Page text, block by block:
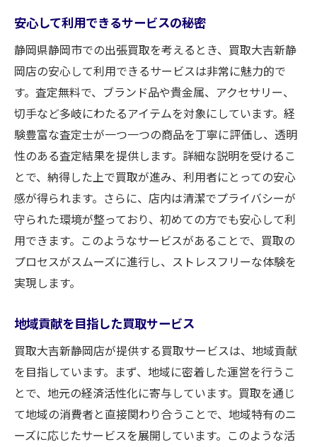
安心して利用できるサービスの秘密
静岡県静岡市での出張買取を考えるとき、買取大吉新静
岡店の安心して利用できるサービスは非常に魅力的で
す。査定無料で、ブランド品や貴金属、アクセサリー、
切手など多岐にわたるアイテムを対象にしています。経
験豊富な査定士が一つ一つの商品を丁寧に評価し、透明
性のある査定結果を提供します。詳細な説明を受けるこ
とで、納得した上で買取が進み、利用者にとっての安心
感が得られます。さらに、店内は清潔でプライバシーが
守られた環境が整っており、初めての方でも安心して利
用できます。このようなサービスがあることで、買取の
プロセスがスムーズに進行し、ストレスフリーな体験を
実現します。
地域貢献を目指した買取サービス
買取大吉新静岡店が提供する買取サービスは、地域貢献
を目指しています。まず、地域に密着した運営を行うこ
とで、地元の経済活性化に寄与しています。買取を通じ
て地域の消費者と直接関わり合うことで、地域特有のニ
ーズに応じたサービスを展開しています。このような活